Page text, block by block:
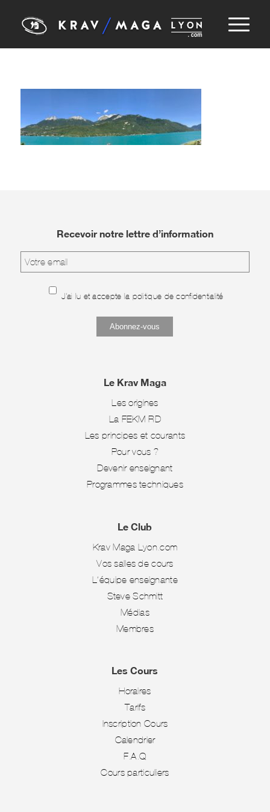
Recevoir notre lettre d’information
J'ai lu et accepte la politique de confidentialité
Le Krav Maga
Les origines
La FEKM-RD
Les principes et courants
Pour vous ?
Devenir enseignant
Programmes techniques
Le Club
Krav Maga Lyon.com
Vos salles de cours
L’équipe enseignante
Steve Schmitt
Médias
Membres
Les Cours
Horaires
Tarifs
Inscription Cours
Calendrier
F.A.Q
Cours particuliers